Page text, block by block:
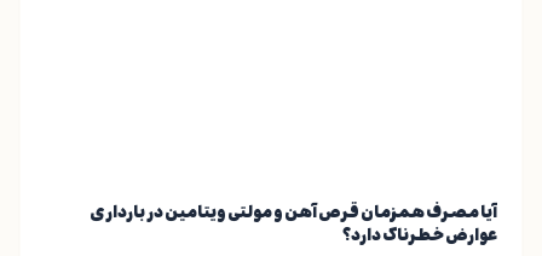
آیا مصرف همزمان قرص آهن و مولتی ویتامین در بارداری
عوارض خطرناک دارد؟